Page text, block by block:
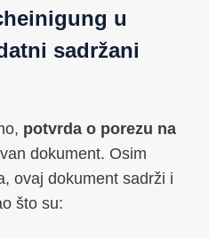
u
sadržani
potvrda o porezu na
dokument. Osim
ovaj dokument sadrži i
što su: